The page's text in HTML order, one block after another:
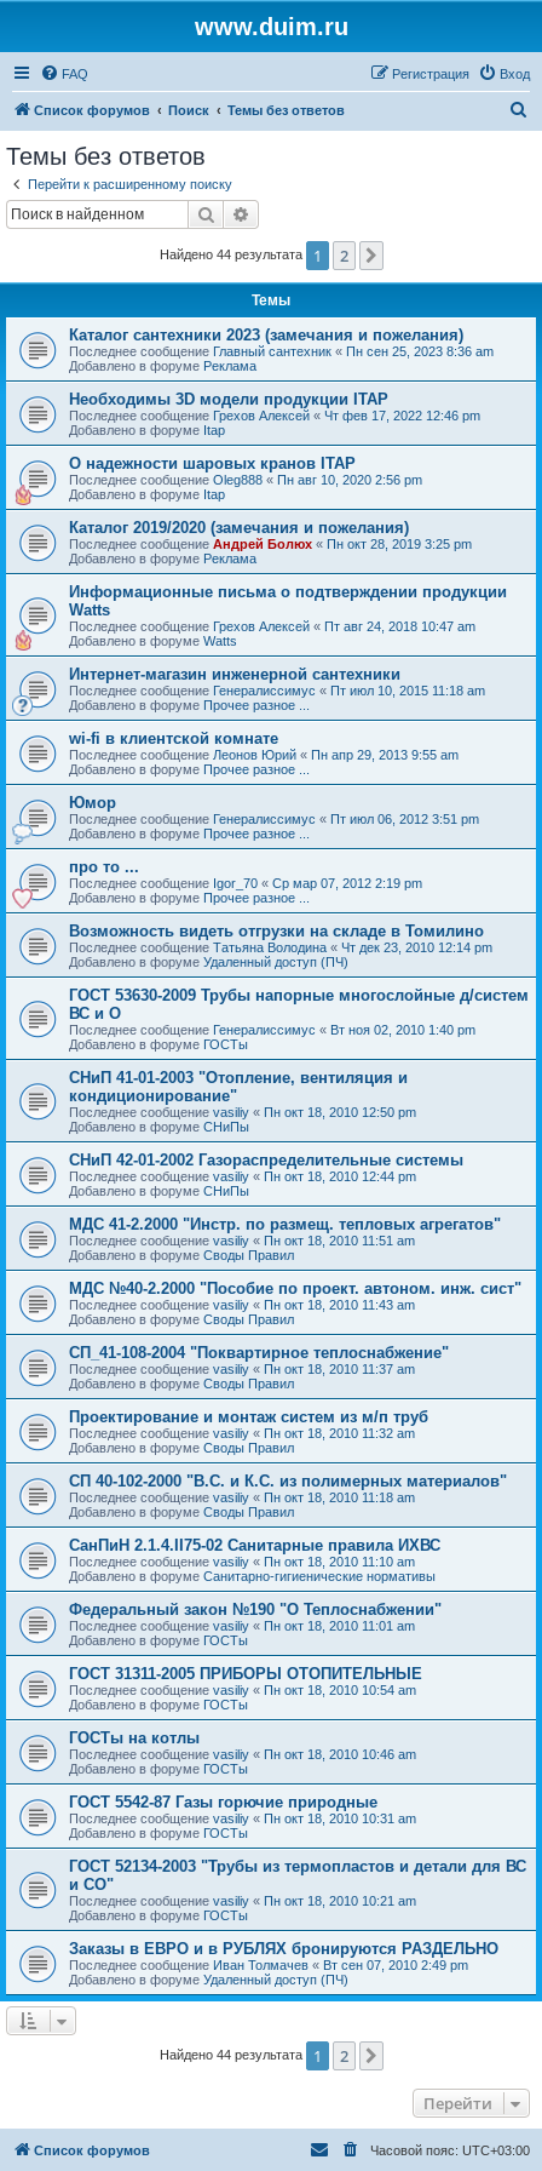
www.duim.ru
FAQ Вход
Регистрация
Список форумов Поиск Темы без ответов
Темы без ответов
Перейти к расширенному поиску
Поиск
Найдено 44 результата 1 2
Темы
Каталог сантехники 2023 (замечания и пожелания)
Последнее сообщение Главный сантехник « Пн сен 25, 2023 8:36 am
Добавлено в форуме Реклама
Необходимы 3D модели продукции ITAP
Последнее сообщение Грехов Алексей « Чт фев 17, 2022 12:46 pm
Добавлено в форуме Itap
О надежности шаровых кранов ITAP
Последнее сообщение Oleg888 « Пн авг 10, 2020 2:56 pm
Добавлено в форуме Itap
Каталог 2019/2020 (замечания и пожелания)
Последнее сообщение Андрей Болюх « Пн окт 28, 2019 3:25 pm
Добавлено в форуме Реклама
Информационные письма о подтверждении продукции
Watts
Последнее сообщение Грехов Алексей « Пт авг 24, 2018 10:47 am
Добавлено в форуме Watts
Интернет-магазин инженерной сантехники
Последнее сообщение Генералиссимус « Пт июл 10, 2015 11:18 am
Добавлено в форуме Прочее разное ...
wi-fi в клиентской комнате
Последнее сообщение Леонов Юрий « Пн апр 29, 2013 9:55 am
Добавлено в форуме Прочее разное ...
Юмор
Последнее сообщение Генералиссимус « Пт июл 06, 2012 3:51 pm
Добавлено в форуме Прочее разное ...
про то ...
Последнее сообщение Igor_70 « Ср мар 07, 2012 2:19 pm
Добавлено в форуме Прочее разное ...
Возможность видеть отгрузки на складе в Томилино
Последнее сообщение Татьяна Володина « Чт дек 23, 2010 12:14 pm
Добавлено в форуме Удаленный доступ (ПЧ)
ГОСТ 53630-2009 Трубы напорные многослойные д/систем
ВС и О
Последнее сообщение Генералиссимус « Вт ноя 02, 2010 1:40 pm
Добавлено в форуме ГОСТы
СНиП 41-01-2003 "Отопление, вентиляция и
кондиционирование"
Последнее сообщение vasiliy « Пн окт 18, 2010 12:50 pm
Добавлено в форуме СНиПы
СНиП 42-01-2002 Газораспределительные системы
Последнее сообщение vasiliy « Пн окт 18, 2010 12:44 pm
Добавлено в форуме СНиПы
МДС 41-2.2000 "Инстр. по размещ. тепловых агрегатов"
Последнее сообщение vasiliy « Пн окт 18, 2010 11:51 am
Добавлено в форуме Своды Правил
МДС №40-2.2000 "Пособие по проект. автоном. инж. сист"
Последнее сообщение vasiliy « Пн окт 18, 2010 11:43 am
Добавлено в форуме Своды Правил
СП_41-108-2004 "Поквартирное теплоснабжение"
Последнее сообщение vasiliy « Пн окт 18, 2010 11:37 am
Добавлено в форуме Своды Правил
Проектирование и монтаж систем из м/п труб
Последнее сообщение vasiliy « Пн окт 18, 2010 11:32 am
Добавлено в форуме Своды Правил
СП 40-102-2000 "В.С. и К.С. из полимерных материалов"
Последнее сообщение vasiliy « Пн окт 18, 2010 11:18 am
Добавлено в форуме Своды Правил
СанПиН 2.1.4.II75-02 Санитарные правила ИХВС
Последнее сообщение vasiliy « Пн окт 18, 2010 11:10 am
Добавлено в форуме Санитарно-гигиенические нормативы
Федеральный закон №190 "О Теплоснабжении"
Последнее сообщение vasiliy « Пн окт 18, 2010 11:01 am
Добавлено в форуме ГОСТы
ГОСТ 31311-2005 ПРИБОРЫ ОТОПИТЕЛЬНЫЕ
Последнее сообщение vasiliy « Пн окт 18, 2010 10:54 am
Добавлено в форуме ГОСТы
ГОСТы на котлы
Последнее сообщение vasiliy « Пн окт 18, 2010 10:46 am
Добавлено в форуме ГОСТы
ГОСТ 5542-87 Газы горючие природные
Последнее сообщение vasiliy « Пн окт 18, 2010 10:31 am
Добавлено в форуме ГОСТы
ГОСТ 52134-2003 "Трубы из термопластов и детали для ВС
и СО"
Последнее сообщение vasiliy « Пн окт 18, 2010 10:21 am
Добавлено в форуме ГОСТы
Заказы в ЕВРО и в РУБЛЯХ бронируются РАЗДЕЛЬНО
Последнее сообщение Иван Толмачев « Вт сен 07, 2010 2:49 pm
Добавлено в форуме Удаленный доступ (ПЧ)
Найдено 44 результата 1 2
Перейти
Список форумов Часовой пояс: UTC+03:00